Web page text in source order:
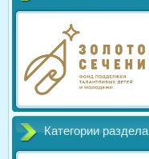
Категории раздела